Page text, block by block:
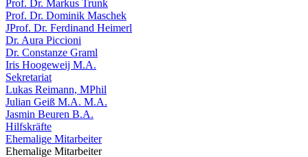
Prof. Dr. Markus Trunk
Prof. Dr. Dominik Maschek
JProf. Dr. Ferdinand Heimerl
Dr. Aura Piccioni
Dr. Constanze Graml
Iris Hoogeweij M.A.
Sekretariat
Lukas Reimann, MPhil
Julian Geiß M.A. M.A.
Jasmin Beuren B.A.
Hilfskräfte
Ehemalige Mitarbeiter
Ehemalige Mitarbeiter